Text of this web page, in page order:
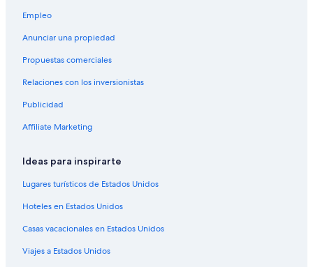
Hoteles en Rocca San Giovanni
Hoteles en Tollo
Hoteles en Orsogna
Casas de huéspedes en Giuliano Teatino
Hoteles en Giuliano Teatino
Hoteles en Re di Coppe
Villas en Selva di Altino
B&B en Fossacesia
Campings en Fossacesia
Hoteles en Fossacesia
Hoteles en Sant'Eusanio del Sangro
Empleo
Anunciar una propiedad
Propuestas comerciales
Relaciones con los inversionistas
Publicidad
Affiliate Marketing
Ideas para inspirarte
Lugares turísticos de Estados Unidos
Hoteles en Estados Unidos
Casas vacacionales en Estados Unidos
Viajes a Estados Unidos